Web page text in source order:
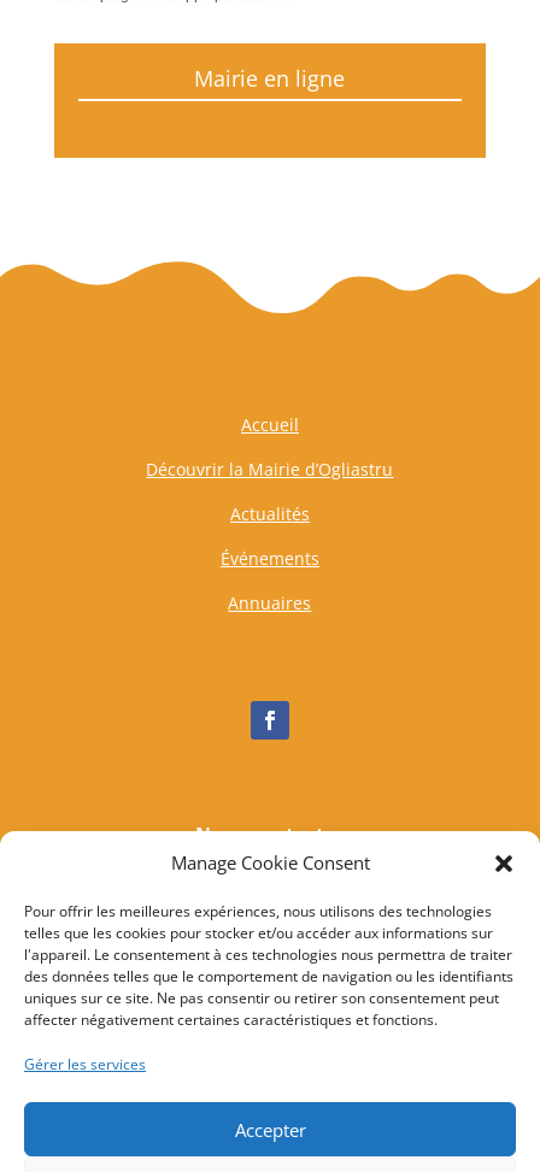
Manage Cookie Consent
Pour offrir les meilleures expériences, nous utilisons des technologies
telles que les cookies pour stocker et/ou accéder aux informations sur
l'appareil. Le consentement à ces technologies nous permettra de traiter
des données telles que le comportement de navigation ou les identifiants
uniques sur ce site. Ne pas consentir ou retirer son consentement peut
affecter négativement certaines caractéristiques et fonctions.
Gérer les services
Accepter
Mairie en ligne
Accueil
Découvrir la Mairie d’Ogliastru
Actualités
Événements
Annuaires
Nous contacter
Tél :
Mail:mairieogliastru@wanadoo.fr
Adresse :Marine d’Albo
20217 Ogliastru
© 2022 Mairie d’Ogliastru – Réalisation